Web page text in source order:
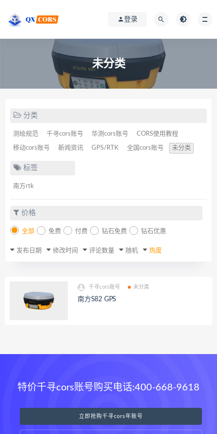
登录
未分类
分类
测绘规范 千寻cors账号 华测cors账号 CORS使用教程
移动cors账号 新闻资讯 GPS/RTK 全国cors账号 未分类
标签
南方rtk
价格
全部 免费 付费 钻石免费 钻石优惠
发布日期 修改时间 评论数量 随机 热度
千寻cors账号 未分类
南方S82 GPS
特价千寻cors账号购买电话:400-668-9618
立即抢购千寻cors年账号